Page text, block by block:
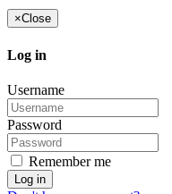
×Close
Log in
Username
Password
Remember me
Log in